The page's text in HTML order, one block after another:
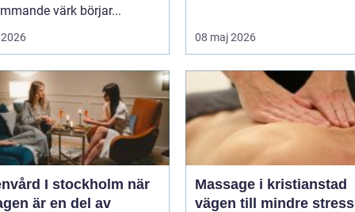
värk börjar...
08 maj 2026
I stockholm när
är en del av
Massage i kristianstad
vägen till mindre